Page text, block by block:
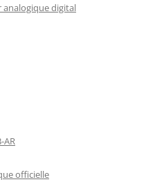
analogique digital
AR
officielle